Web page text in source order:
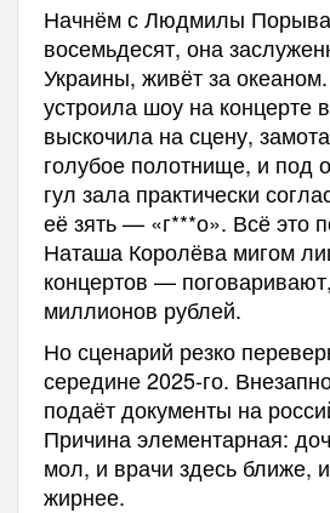
Начнём с Людмилы
восемьдесят, она
Украины, живёт за
устроила шоу на концерте
выскочила на сцену,
голубое полотнище, и под
гул зала практически
её зять — «г***о». Всё это
Наташа Королёва мигом
концертов —
миллионов рублей.
Но сценарий резко
середине 2025-го.
подаёт документы на
Причина элементарная:
мол, и врачи здесь ближе,
жирнее.